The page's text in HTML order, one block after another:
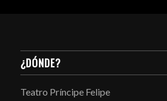
¿DÓNDE?
Teatro Príncipe Felipe